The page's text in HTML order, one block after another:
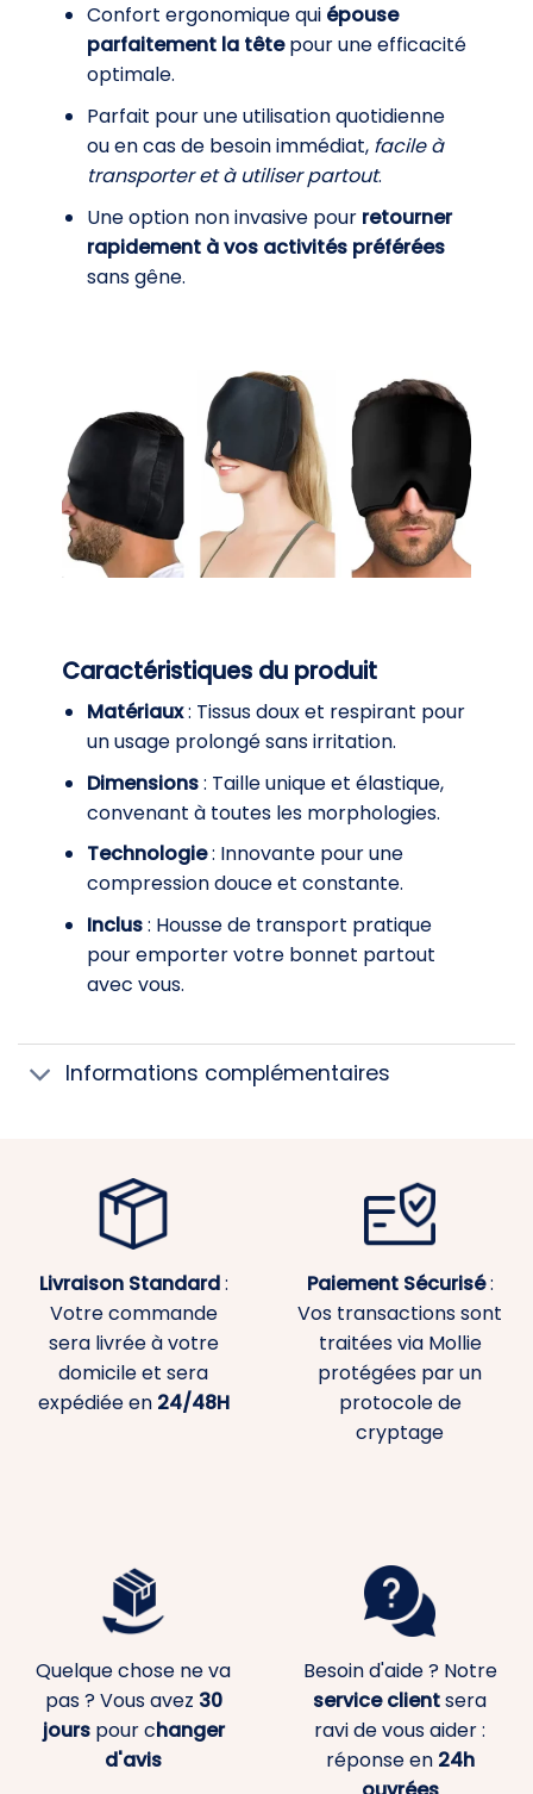
Confort ergonomique qui épouse
parfaitement la têtepour une efficacité
optimale.
Parfait pour une utilisation quotidienne
ou en cas de besoin immédiat, facile à
transporter et à utiliser partout.
Une option non invasive pour retourner
rapidement à vos activités préférées
sans gêne.
Caractéristiques du produit
Matériaux: Tissus doux et respirant pour
un usage prolongé sans irritation.
Dimensions: Taille unique et élastique,
convenant à toutes les morphologies.
Technologie: Innovante pour une
compression douce et constante.
Inclus: Housse de transport pratique
pour emporter votre bonnet partout
avec vous.
Informations complémentaires
Livraison Standard:
Votre commande
sera livrée à votre
domicile et sera
expédiée en 24/48H
Paiement Sécurisé:
Vos transactions sont
traitées via Mollie
protégées par un
protocole de
cryptage
Quelque chose ne va
pas ? Vous avez 30
jourspour changer
d'avis
Besoin d'aide ? Notre
service clientsera
ravi de vous aider :
réponse en 24h